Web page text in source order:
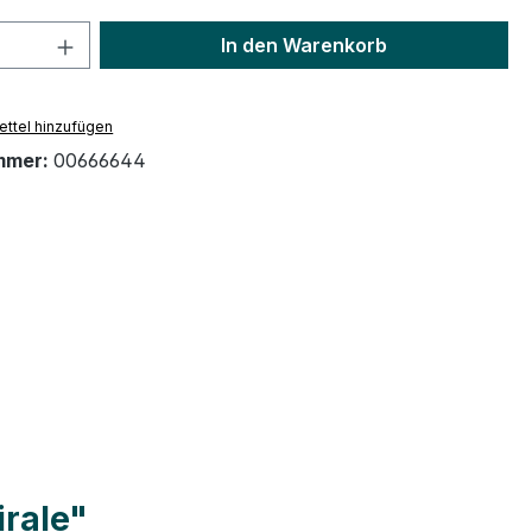
Anzahl: Gib den gewünschten Wert
In den Warenkorb
hinzufügen
00666644